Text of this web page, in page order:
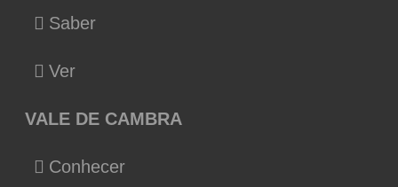
Saber
Ver
VALE DE CAMBRA
Conhecer